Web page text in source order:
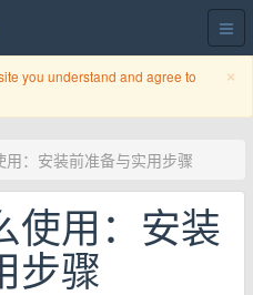
×
you understand and agree to
用：安装前准备与实用步骤
使用：安装
步骤